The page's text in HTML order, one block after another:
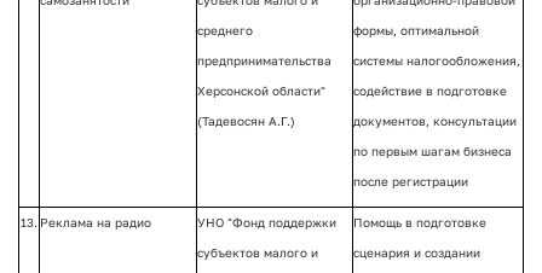
среднего
предпринимательства
Херсонской области"
(Тадевосян А.Г.)
формы, оптимальной
системы налогообложения,
содействие в подготовке
документов, консультации
по первым шагам бизнеса
после регистрации
13. Реклама на радио УНО "Фонд поддержки
субъектов малого и
Помощь в подготовке
сценария и создании